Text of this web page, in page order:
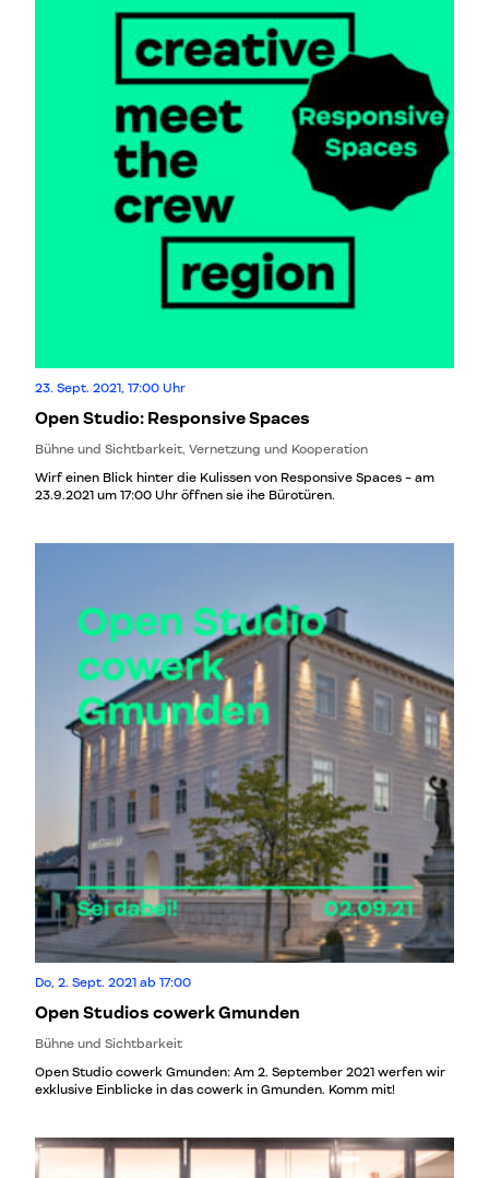
23. Sept. 2021, 17:00 Uhr
Open Studio: Responsive Spaces
Bühne und Sichtbarkeit, Vernetzung und Kooperation
Wirf einen Blick hinter die Kulissen von Responsive Spaces - am
23.9.2021 um 17:00 Uhr öffnen sie ihe Bürotüren.
Do, 2. Sept. 2021 ab 17:00
Open Studios cowerk Gmunden
Bühne und Sichtbarkeit
Open Studio cowerk Gmunden: Am 2. September 2021 werfen wir
exklusive Einblicke in das cowerk in Gmunden. Komm mit!